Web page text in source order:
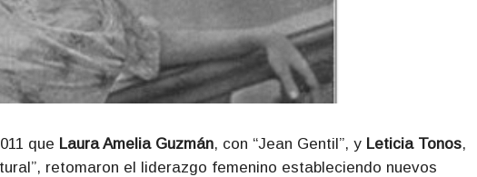
que Laura Amelia Guzmán, con “Jean Gentil”, yLeticia Tonos,
retomaron el liderazgo femenino estableciendo nuevos